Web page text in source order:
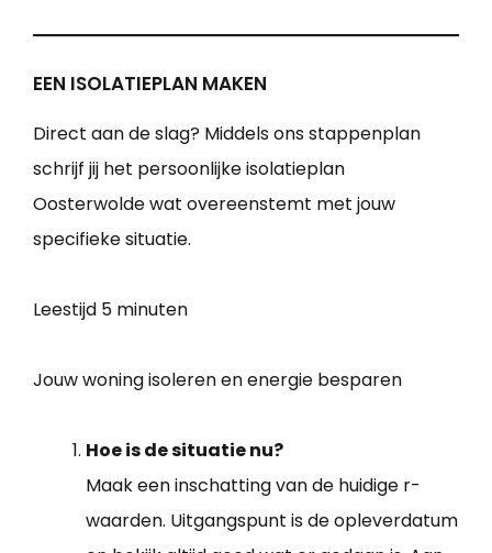
EEN ISOLATIEPLAN MAKEN
Direct aan de slag? Middels ons stappenplan
schrijf jij het persoonlijke isolatieplan
Oosterwolde wat overeenstemt met jouw
specifieke situatie.
Leestijd 5 minuten
Jouw woning isoleren en energie besparen
Hoe is de situatie nu?
Maak een inschatting van de huidige r-
waarden. Uitgangspunt is de opleverdatum